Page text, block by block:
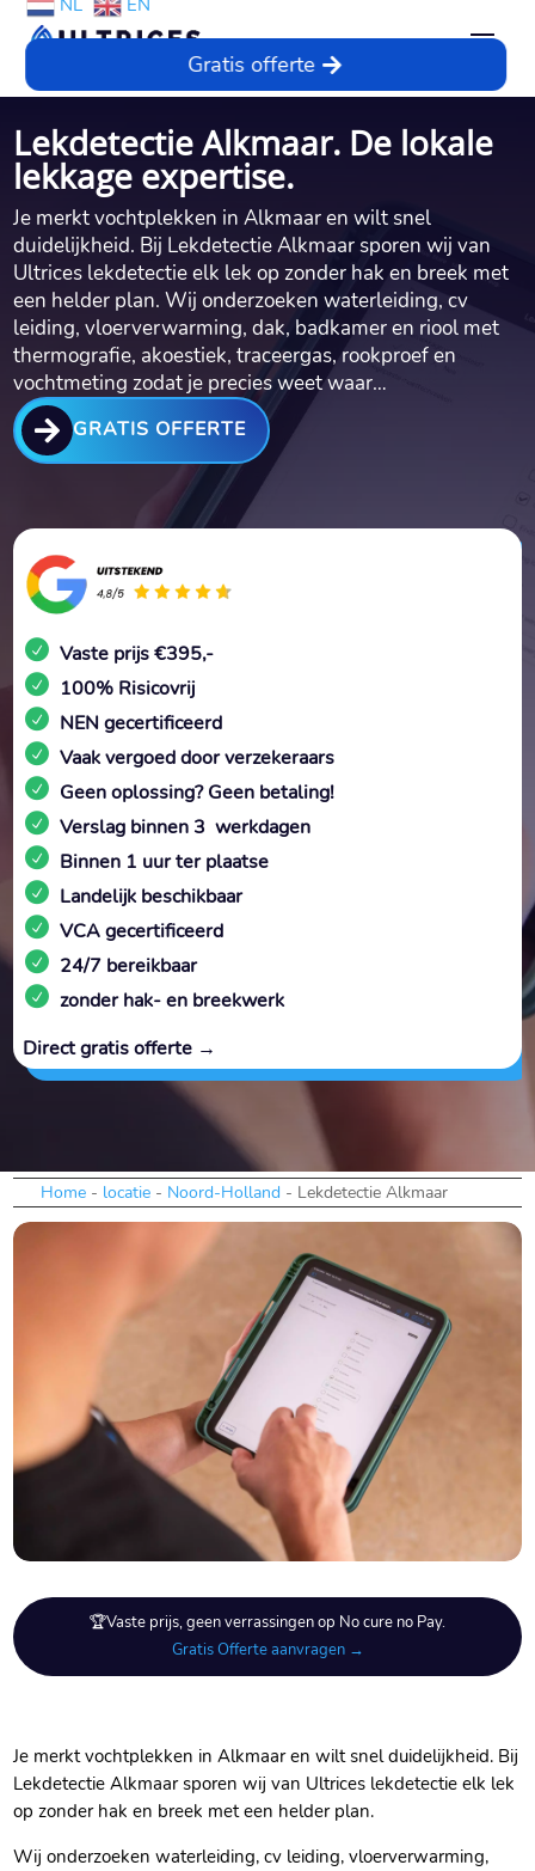
NL EN
Gratis offerte
Lekdetectie Alkmaar. De lokale
lekkage expertise.
Je merkt vochtplekken in Alkmaar en wilt snel
duidelijkheid. Bij Lekdetectie Alkmaar sporen wij van
Ultrices lekdetectie elk lek op zonder hak en breek met
een helder plan. Wij onderzoeken waterleiding, cv
leiding, vloerverwarming, dak, badkamer en riool met
thermografie, akoestiek, traceergas, rookproef en
vochtmeting zodat je precies weet waar…
 GRATIS OFFERTE
Vaste prijs €395,-
100% Risicovrij
NEN gecertificeerd
Vaak vergoed door verzekeraars
Geen oplossing? Geen betaling!
Verslag binnen 3 werkdagen
Binnen 1 uur ter plaatse
Landelijk beschikbaar
VCA gecertificeerd
24/7 bereikbaar
zonder hak- en breekwerk
Direct gratis offerte →
Home- locatie- Noord-Holland - Lekdetectie Alkmaar
🏆Vaste prijs, geen verrassingen op No cure no Pay.
Gratis Offerte aanvragen →
Je merkt vochtplekken in Alkmaar en wilt snel duidelijkheid. Bij
Lekdetectie Alkmaar sporen wij van Ultrices lekdetectie elk lek
op zonder hak en breek met een helder plan.
Wij onderzoeken waterleiding, cv leiding, vloerverwarming,